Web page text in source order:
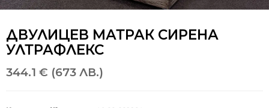
ДВУЛИЦЕВ МАТРАК СИРЕНА
УЛТРАФЛЕКС
344.1 € (673 ЛВ.)